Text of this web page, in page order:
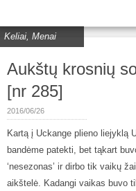
Keliai,Menai
Aukštų krosnių
[nr 285]
2016/06/26
Kartą į Uckange plieno liejyklą
bandėme patekti, bet tąkart
‘nesezonas’ ir dirbo tik vaikų
aikštelė. Kadangi vaikas buvo